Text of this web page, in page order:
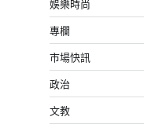
娛樂時尚
專欄
市場快訊
政治
文教